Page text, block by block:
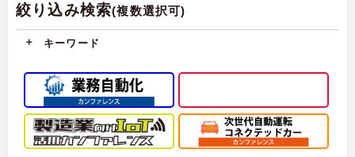
絞り込み検索(複数選択可)
キーワード